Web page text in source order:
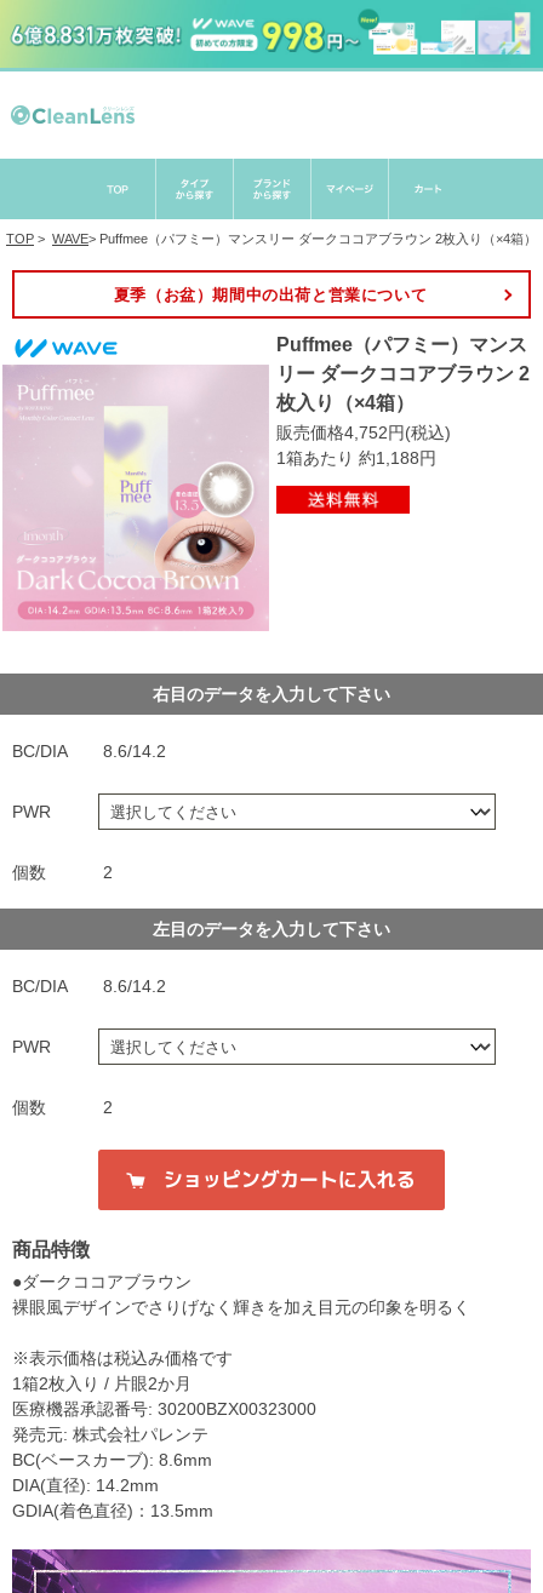
TOP > WAVE> Puffmee（パフミー）マンスリー ダークココアブラウン 2枚入り（×4箱）
夏季（お盆）期間中の出荷と営業について
Puffmee（パフミー）マンス
リー ダークココアブラウン 2
枚入り（×4箱）
販売価格4,752円(税込)
1箱あたり 約1,188円
右目のデータを入力して下さい
BC/DIA 8.6/14.2
PWR
個数 2
左目のデータを入力して下さい
BC/DIA 8.6/14.2
PWR
個数 2
商品特徴
●ダークココアブラウン
裸眼風デザインでさりげなく輝きを加え目元の印象を明るく
※表示価格は税込み価格です
1箱2枚入り / 片眼2か月
医療機器承認番号: 30200BZX00323000
発売元: 株式会社パレンテ
BC(ベースカーブ): 8.6mm
DIA(直径): 14.2mm
GDIA(着色直径)：13.5mm